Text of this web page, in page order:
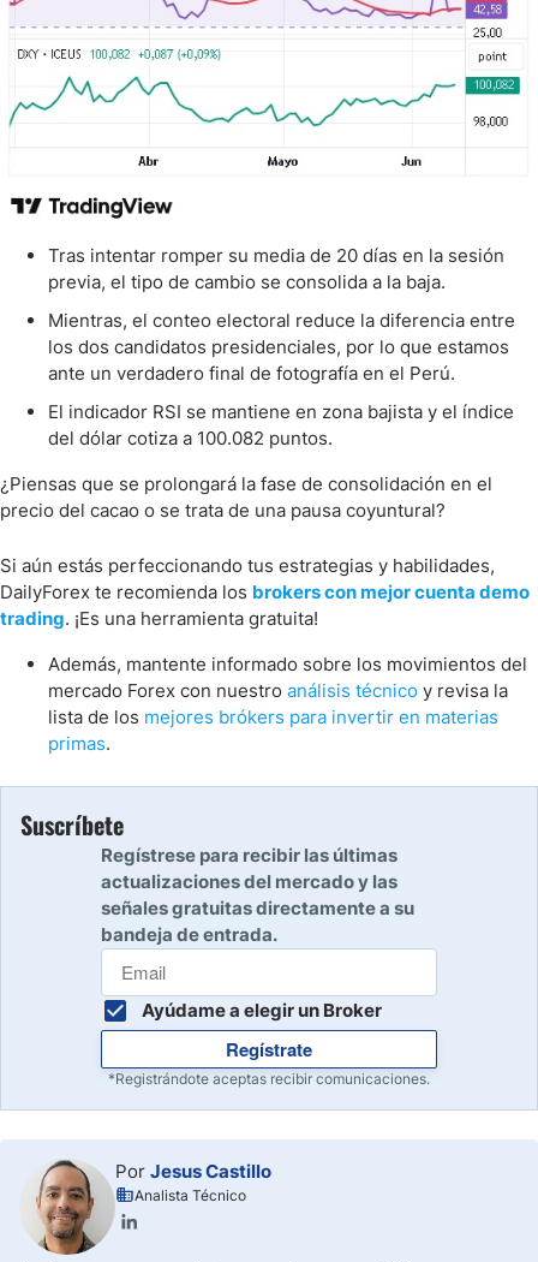
Tras intentar romper su media de 20 días en la sesión
previa, el tipo de cambio se consolida a la baja.
Mientras, el conteo electoral reduce la diferencia entre
los dos candidatos presidenciales, por lo que estamos
ante un verdadero final de fotografía en el Perú.
El indicador RSI se mantiene en zona bajista y el índice
del dólar cotiza a 100.082 puntos.
¿Piensas que se prolongará la fase de consolidación en el
precio del cacao o se trata de una pausa coyuntural?
Si aún estás perfeccionando tus estrategias y habilidades,
DailyForex te recomienda los brokers con mejor cuenta demo
trading. ¡Es una herramienta gratuita!
Además, mantente informado sobre los movimientos del
mercado Forex con nuestro análisis técnico y revisa la
lista de los mejores brókers para invertir en materias
primas.
Suscríbete
Regístrese para recibir las últimas
actualizaciones del mercado y las
señales gratuitas directamente a su
bandeja de entrada.
Ayúdame a elegir un Broker
Regístrate
*Registrándote aceptas recibir comunicaciones.
Por Jesus Castillo
Analista Técnico